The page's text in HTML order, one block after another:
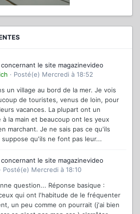
le site magazinevideo
· Posté(e) Mercredi à 18:52
un village au bord de la mer. Je vois
de touristes, venus de loin, pour
vacances. La plupart ont un
à la main et beaucoup ont les yeux
marchant. Je ne sais pas ce qu'ils
qu'ils ne font pas leur...
le site magazinevideo
· Posté(e) Mercredi à 18:10
question... Réponse basique :
qui ont l'habitude de le fréquenter
un peu comme on pourrait (j'ai bien